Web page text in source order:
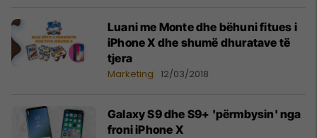
Luani me Monte dhe bëhuni fitues i
iPhone X dhe shumë dhuratave të
tjera
Marketing 12/03/2018
Galaxy S9 dhe S9+ 'përmbysin' nga
froni iPhone X